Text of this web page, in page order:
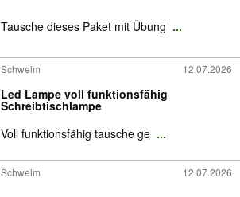
Tausche dieses Paket mit Übung ...
Schwelm 12.07.2026
Led Lampe voll funktionsfähig
Schreibtischlampe
Voll funktionsfähig tausche ge ...
Schwelm 12.07.2026